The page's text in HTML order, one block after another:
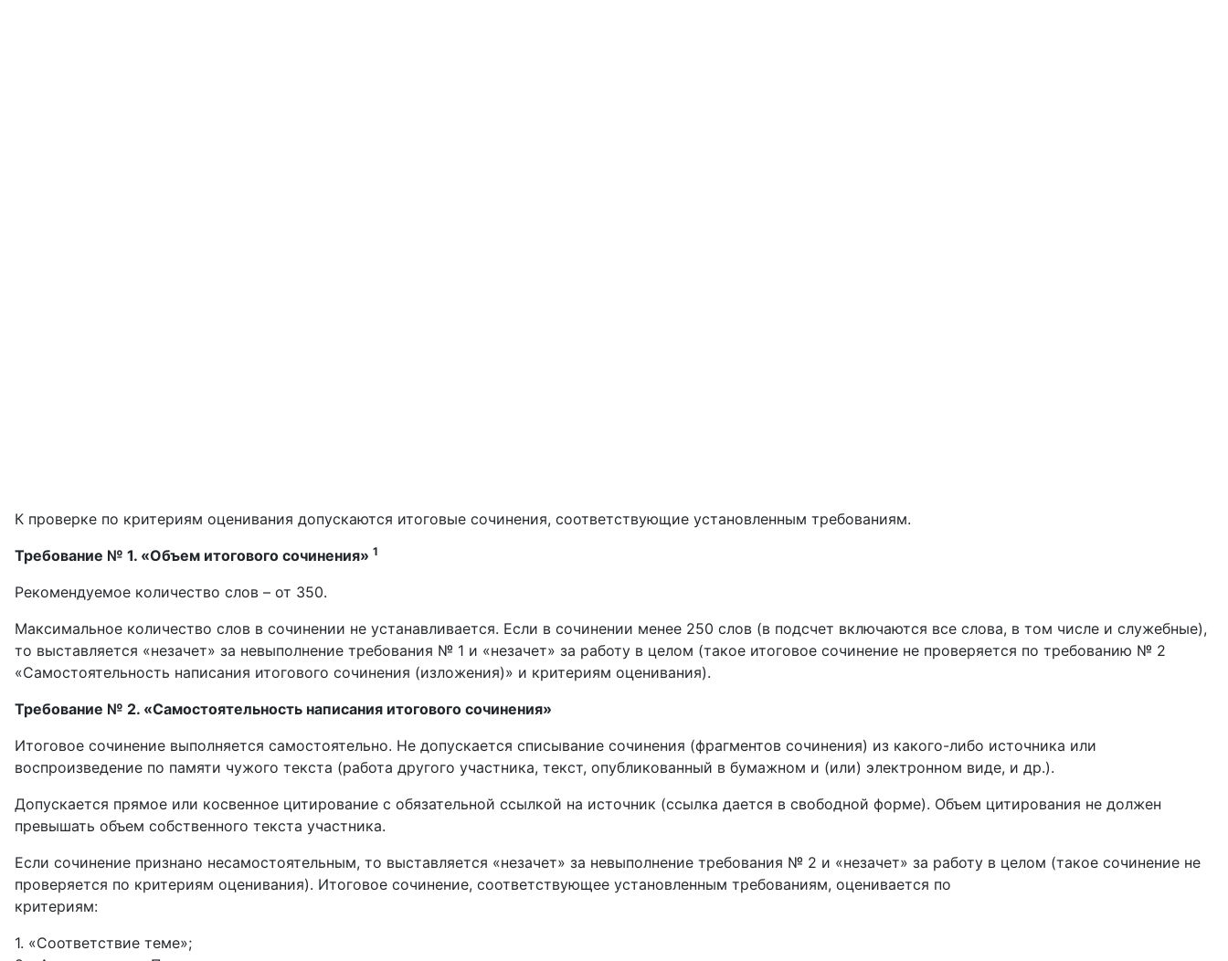
К проверке по критериям оценивания допускаются итоговые сочинения, соответствующие установленным требованиям.
Требование № 1. «Объем итогового сочинения» 1
Рекомендуемое количество слов – от 350.
Максимальное количество слов в сочинении не устанавливается. Если в сочинении менее 250 слов (в подсчет включаются все слова, в том числе и служебные),
то выставляется «незачет» за невыполнение требования № 1 и «незачет» за работу в целом (такое итоговое сочинение не проверяется по требованию № 2
«Самостоятельность написания итогового сочинения (изложения)» и критериям оценивания).
Требование № 2. «Самостоятельность написания итогового сочинения»
Итоговое сочинение выполняется самостоятельно. Не допускается списывание сочинения (фрагментов сочинения) из какого-либо источника или
воспроизведение по памяти чужого текста (работа другого участника, текст, опубликованный в бумажном и (или) электронном виде, и др.).
Допускается прямое или косвенное цитирование с обязательной ссылкой на источник (ссылка дается в свободной форме). Объем цитирования не должен
превышать объем собственного текста участника.
Если сочинение признано несамостоятельным, то выставляется «незачет» за невыполнение требования № 2 и «незачет» за работу в целом (такое сочинение не
проверяется по критериям оценивания). Итоговое сочинение, соответствующее установленным требованиям, оценивается по
критериям:
1. «Соответствие теме»;